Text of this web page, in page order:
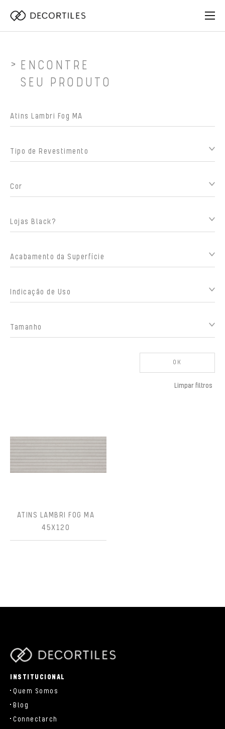
ENCONTRE
SEU PRODUTO
Tipo de Revestimento
Cor
Lojas Black?
Acabamento da Superfície
Indicação de Uso
Tamanho
OK
Limpar filtros
ATINS LAMBRI FOG MA
45X120
INSTITUCIONAL
Quem Somos
Blog
Connectarch